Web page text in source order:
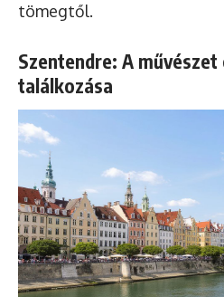
tömegtől.
Szentendre: A művészet
találkozása